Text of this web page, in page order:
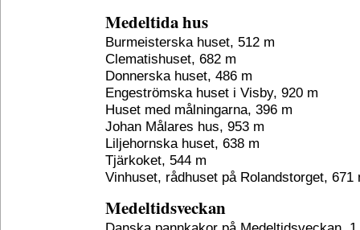
Medeltida hus
Burmeisterska huset, 512 m
Clematishuset, 682 m
Donnerska huset, 486 m
Engeströmska huset i Visby, 920 m
Huset med målningarna, 396 m
Johan Målares hus, 953 m
Liljehornska huset, 638 m
Tjärkoket, 544 m
Vinhuset, rådhuset på Rolandstorget, 671
Medeltidsveckan